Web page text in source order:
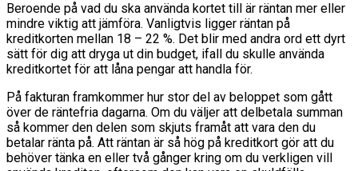
Beroende på vad du ska använda kortet till är räntan mer eller
mindre viktig att jämföra. Vanligtvis ligger räntan på
kreditkorten mellan 18 – 22 %. Det blir med andra ord ett dyrt
sätt för dig att dryga ut din budget, ifall du skulle använda
kreditkortet för att låna pengar att handla för.
På fakturan framkommer hur stor del av beloppet som gått
över de räntefria dagarna. Om du väljer att delbetala summan
så kommer den delen som skjuts framåt att vara den du
betalar ränta på. Att räntan är så hög på kreditkort gör att du
behöver tänka en eller två gånger kring om du verkligen vill